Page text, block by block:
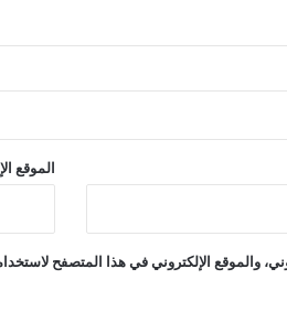
الموقع
والموقع الإلكتروني في هذا المتصفح